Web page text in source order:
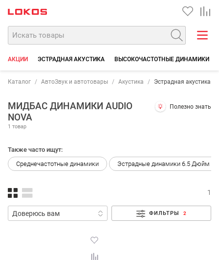
АКЦИИ ЭСТРАДНАЯ АКУСТИКА ВЫСОКОЧАСТОТНЫЕ ДИНАМИКИ
Каталог АвтоЗвук и автотовары Акустика Эстрадная акустика
МИДБАС ДИНАМИКИ AUDIO
NOVA
1 товар
Полезно знать
Также часто ищут:
Среднечастотные динамики
Эстрадные динамики 6.5 Дюйм
1
ФИЛЬТРЫ 2